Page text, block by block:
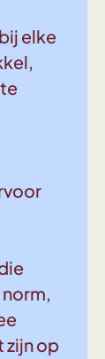
elke
zijn op